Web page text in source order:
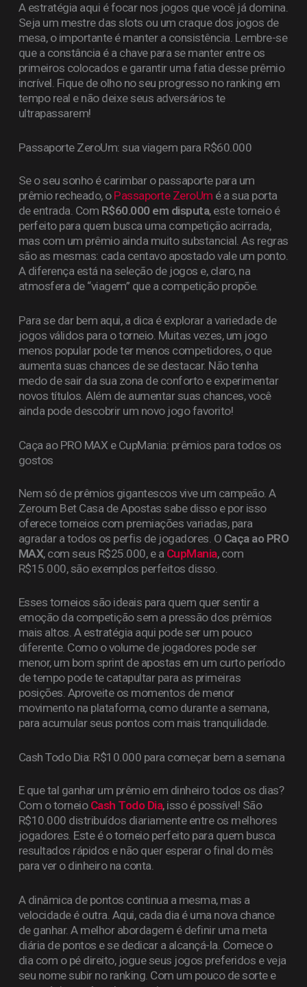
A estratégia aqui é focar nos jogos que você já domina.
Seja um mestre das slots ou um craque dos jogos de
mesa, o importante é manter a consistência. Lembre-se
que a constância é a chave para se manter entre os
primeiros colocados e garantir uma fatia desse prêmio
incrível. Fique de olho no seu progresso no ranking em
tempo real e não deixe seus adversários te
ultrapassarem!
Passaporte ZeroUm: sua viagem para R$60.000
Se o seu sonho é carimbar o passaporte para um
prêmio recheado, o Passaporte ZeroUm é a sua porta
de entrada. Com R$60.000 em disputa, este torneio é
perfeito para quem busca uma competição acirrada,
mas com um prêmio ainda muito substancial. As regras
são as mesmas: cada centavo apostado vale um ponto.
A diferença está na seleção de jogos e, claro, na
atmosfera de “viagem” que a competição propõe.
Para se dar bem aqui, a dica é explorar a variedade de
jogos válidos para o torneio. Muitas vezes, um jogo
menos popular pode ter menos competidores, o que
aumenta suas chances de se destacar. Não tenha
medo de sair da sua zona de conforto e experimentar
novos títulos. Além de aumentar suas chances, você
ainda pode descobrir um novo jogo favorito!
Caça ao PRO MAX e CupMania: prêmios para todos os
gostos
Nem só de prêmios gigantescos vive um campeão. A
Zeroum Bet Casa de Apostas sabe disso e por isso
oferece torneios com premiações variadas, para
agradar a todos os perfis de jogadores. O Caça ao PRO
MAX, com seus R$25.000, e a CupMania, com
R$15.000, são exemplos perfeitos disso.
Esses torneios são ideais para quem quer sentir a
emoção da competição sem a pressão dos prêmios
mais altos. A estratégia aqui pode ser um pouco
diferente. Como o volume de jogadores pode ser
menor, um bom sprint de apostas em um curto período
de tempo pode te catapultar para as primeiras
posições. Aproveite os momentos de menor
movimento na plataforma, como durante a semana,
para acumular seus pontos com mais tranquilidade.
Cash Todo Dia: R$10.000 para começar bem a semana
E que tal ganhar um prêmio em dinheiro todos os dias?
Com o torneio Cash Todo Dia, isso é possível! São
R$10.000 distribuídos diariamente entre os melhores
jogadores. Este é o torneio perfeito para quem busca
resultados rápidos e não quer esperar o final do mês
para ver o dinheiro na conta.
A dinâmica de pontos continua a mesma, mas a
velocidade é outra. Aqui, cada dia é uma nova chance
de ganhar. A melhor abordagem é definir uma meta
diária de pontos e se dedicar a alcançá-la. Comece o
dia com o pé direito, jogue seus jogos preferidos e veja
seu nome subir no ranking. Com um pouco de sorte e